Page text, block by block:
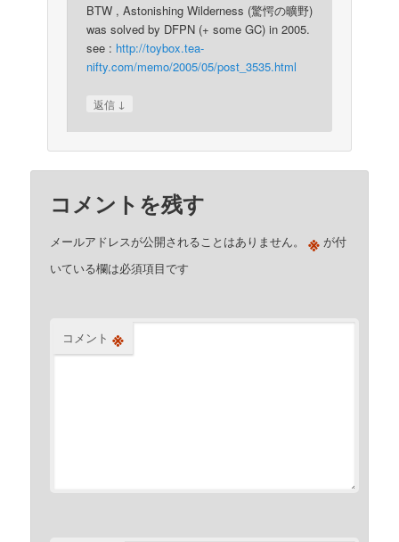
BTW , Astonishing Wilderness (驚愕の曠野)
was solved by DFPN (+ some GC) in 2005.
see : http://toybox.tea-
nifty.com/memo/2005/05/post_3535.html
返信 ↓
コメントを残す
メールアドレスが公開されることはありません。 ※ が付
いている欄は必須項目です
コメント ※